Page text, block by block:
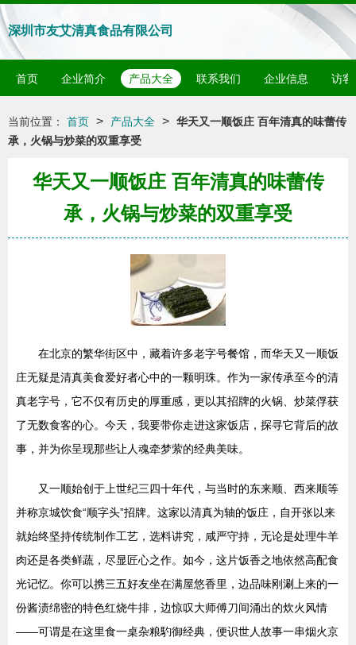
深圳市友艾清真食品有限公司
首页 企业简介 产品大全 联系我们 企业信息 访客
当前位置： 首页 > 产品大全 > 华天又一顺饭庄 百年清真的味蕾传
承，火锅与炒菜的双重享受
华天又一顺饭庄 百年清真的味蕾传
承，火锅与炒菜的双重享受
在北京的繁华街区中，藏着许多老字号餐馆，而华天又一顺饭
庄无疑是清真美食爱好者心中的一颗明珠。作为一家传承至今的清
真老字号，它不仅有历史的厚重感，更以其招牌的火锅、炒菜俘获
了无数食客的心。今天，我要带你走进这家饭店，探寻它背后的故
事，并为你呈现那些让人魂牵梦萦的经典美味。
又一顺始创于上世纪三四十年代，与当时的东来顺、西来顺等
并称京城饮食“顺字头”招牌。这家以清真为轴的饭庄，自开张以来
就始终坚持传统制作工艺，选料讲究，咸严守持，无论是处理牛羊
肉还是各类鲜蔬，尽显匠心之作。如今，这片饭香之地依然高配食
光记忆。你可以携三五好友坐在满屋悠香里，边品味刚涮上来的一
份酱渍绵密的特色红烧牛排，边惊叹大师傅刀间涌出的炊火风情
——可谓是在这里食一桌杂粮馰御经典，便识世人故事一串烟火京